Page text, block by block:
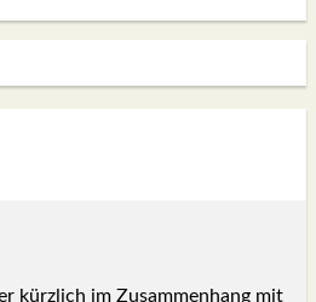
kürz­lich im Zusam­men­hang mit